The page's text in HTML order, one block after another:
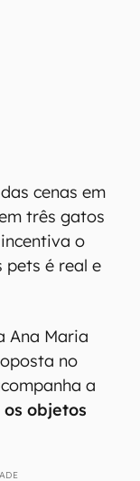
cenas em
três gatos
o
é real e
Ana Maria
no
a
objetos